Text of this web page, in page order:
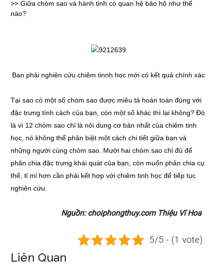
>>Giữa chòm sao và hành tinh có quan hệ bảo hộ như thế
nào?
Bạn phải nghiên cứu chiêm tinnh học mới có kết quả chính xác
Tại sao có một số chòm sao được miêu tả hoàn toàn đúng với
đặc trưng tính cách của bạn, còn một số khác thì lại không? Đó
là vì 12 chòm sao chỉ là nôi dung cơ bản nhất của chiêm tinh
học, nó không thể phân biệt một cách chi tiết giữa bạn và
những người cùng chòm sao. Mười hai chòm sao chỉ đủ để
phân chia đặc trưng khái quát của bạn, còn muốn phân chia cụ
thể, tỉ mỉ hơn cần phải kết hợp với chiêm tinh học để tiếp tục
nghiên cứu.
Nguồn: choiphongthuy.com Thiệu Vĩ Hoa
5/5 - (1 vote)
Liên Quan